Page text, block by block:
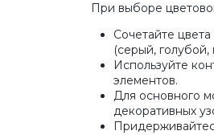
При выборе
Сочетайте
(серый, голубой,
Используйте
элементов.
Для основного
декоративных